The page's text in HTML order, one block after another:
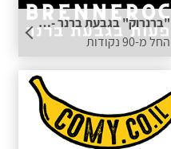
"ברנרוק" בגבעת ברנר -50 ש''ח הנחה לכרטיס בתוספת נקודות
החל מ-90 נקודות